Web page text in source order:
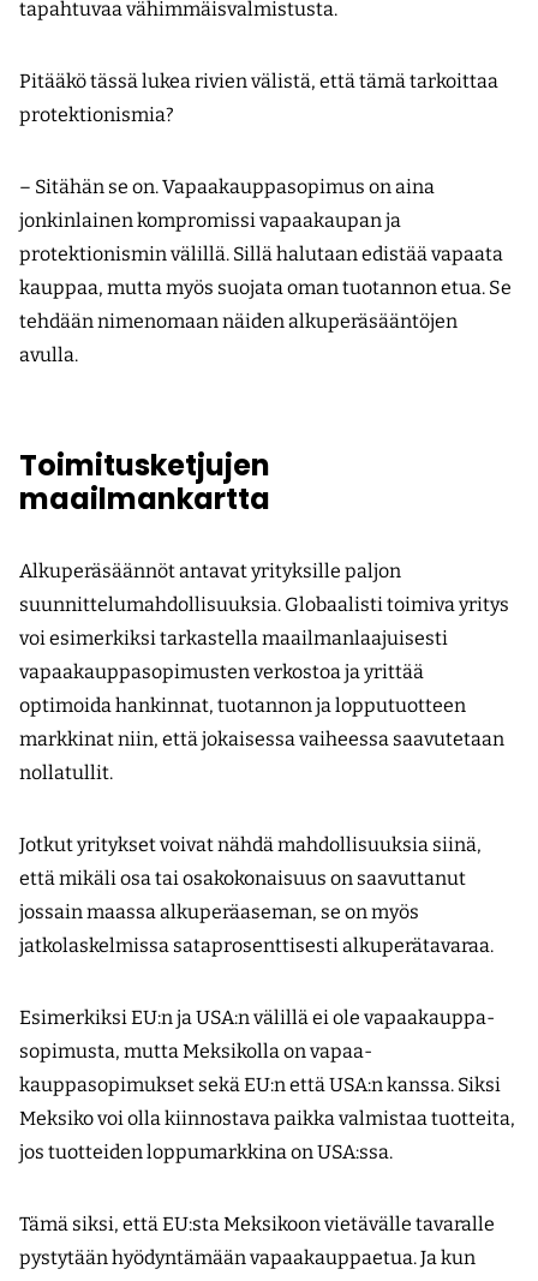
tapahtuvaa vähimmäisvalmistusta.
Pitääkö tässä lukea rivien välistä, että tämä tarkoittaa
protektionismia?
– Sitähän se on. Vapaakauppasopimus on aina
jonkinlainen kompromissi vapaakaupan ja
protektionismin välillä. Sillä halutaan edistää vapaata
kauppaa, mutta myös suojata oman tuotannon etua. Se
tehdään nimenomaan näiden alkuperäsääntöjen
avulla.
Toimitusketjujen
maailmankartta
Alkuperäsäännöt antavat yrityksille paljon
suunnittelumahdollisuuksia. Globaalisti toimiva yritys
voi esimerkiksi tarkastella maailmanlaajuisesti
vapaakauppasopimusten verkostoa ja yrittää
optimoida hankinnat, tuotannon ja lopputuotteen
markkinat niin, että jokaisessa vaiheessa saavutetaan
nollatullit.
Jotkut yritykset voivat nähdä mahdollisuuksia siinä,
että mikäli osa tai osakokonaisuus on saavuttanut
jossain maassa alkuperäaseman, se on myös
jatkolaskelmissa sataprosenttisesti alkuperätavaraa.
Esimerkiksi EU:n ja USA:n välillä ei ole vapaakauppa­
sopimusta, mutta Meksikolla on vapaa­
kauppasopimukset sekä EU:n että USA:n kanssa. Siksi
Meksiko voi olla kiinnostava paikka valmistaa tuotteita,
jos tuotteiden loppumarkkina on USA:ssa.
Tämä siksi, että EU:sta Meksikoon vietävälle tavaralle
pystytään hyödyntämään vapaakauppa­etua. Ja kun